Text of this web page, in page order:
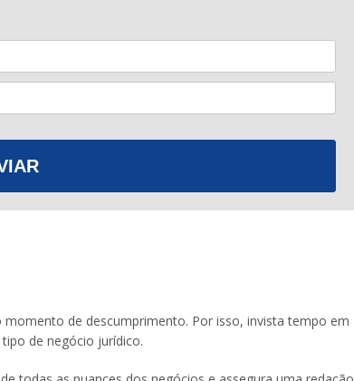
de descumprimento. Por isso, invista tempo em
de negócio jurídico.